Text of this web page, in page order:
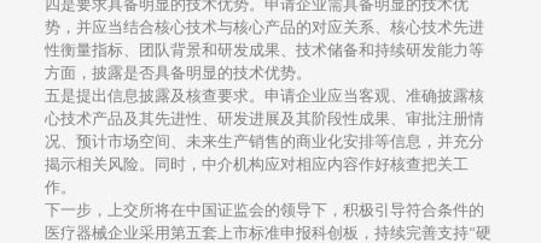
势，并应当结合核心技术与核心产品的对应关系、核心技术先进
性衡量指标、团队背景和研发成果、技术储备和持续研发能力等
方面，披露是否具备明显的技术优势。
五是提出信息披露及核查要求。申请企业应当客观、准确披露核
心技术产品及其先进性、研发进展及其阶段性成果、审批注册情
况、预计市场空间、未来生产销售的商业化安排等信息，并充分
揭示相关风险。同时，中介机构应对相应内容作好核查把关工
作。
下一步，上交所将在中国证监会的领导下，积极引导符合条件的
医疗器械企业采用第五套上市标准申报科创板，持续完善支持“硬